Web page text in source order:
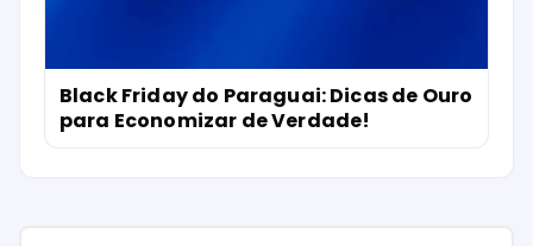
Black Friday do Paraguai: Dicas de Ouro
para Economizar de Verdade!